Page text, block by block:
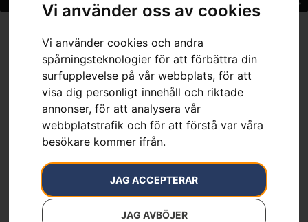
Vi använder oss av cookies
Vi använder cookies och andra
spårningsteknologier för att förbättra din
surfupplevelse på vår webbplats, för att
visa dig personligt innehåll och riktade
annonser, för att analysera vår
webbplatstrafik och för att förstå var våra
besökare kommer ifrån.
JAG ACCEPTERAR
JAG AVBÖJER